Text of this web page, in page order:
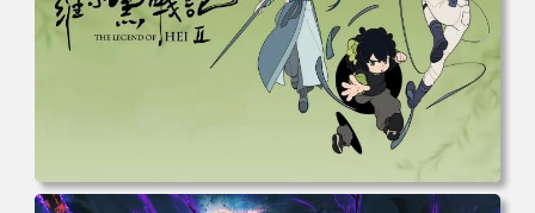
电脑壁纸 动漫 无限 罗小黑 罗小黑战记 罗小黑战记2 风息